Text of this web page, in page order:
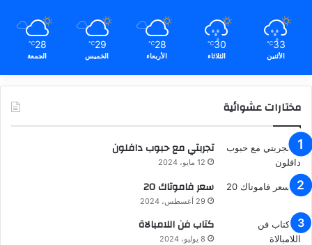
33
℃
الأثنين
30
℃
الثلاثاء
28
℃
الأربعاء
29
℃
الخميس
28
℃
الجمعة
مختارات عشوائية
تجربتي مع حبوب دافلون
12 مايو، 2024
سعر فاموتاك 20
29 أغسطس، 2024
كتاب فن اللامبالاة
8 يوليو، 2024